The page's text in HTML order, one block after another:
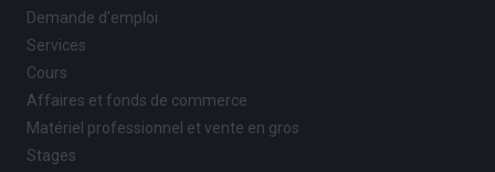
Demande d'emploi
Services
Cours
Affaires et fonds de commerce
Matériel professionnel et vente en gros
Stages